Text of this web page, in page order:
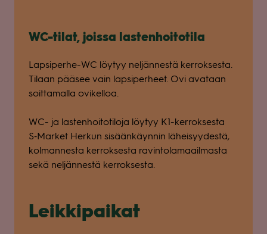
WC-tilat, joissa las­ten­hoi­to­tila
Lap­si­perhe-WC löy­tyy nel­jän­nestä ker­rok­sesta.
Tilaan pää­see vain lap­si­per­heet. Ovi ava­taan
soit­ta­malla ovi­kel­loa.
WC- ja las­ten­hoi­to­ti­loja löy­tyy K1-ker­rok­sesta
S‑Market Her­kun sisään­käyn­nin lähei­syy­destä,
kol­man­nesta ker­rok­sesta ravin­to­la­maa­il­masta
sekä nel­jän­nestä ker­rok­sesta.
Leik­ki­pai­kat